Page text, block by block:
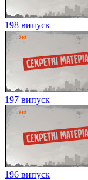
198 випуск
197 випуск
196 випуск